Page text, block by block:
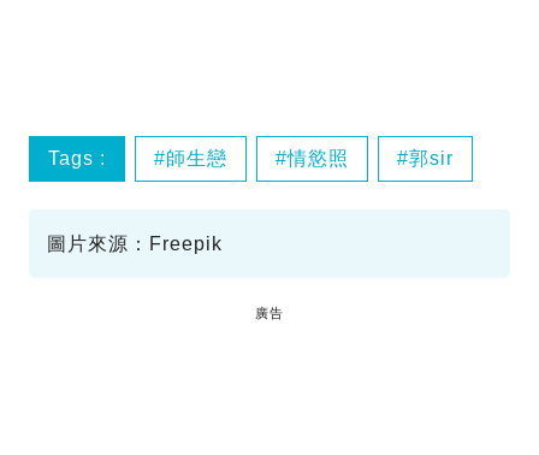
Tags : 師生戀 情慾照 郭sir
圖片來源：Freepik
廣告